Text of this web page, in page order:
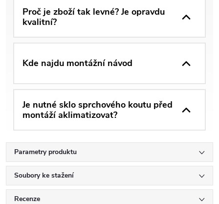
Proč je zboží tak levné? Je opravdu
kvalitní?
Kde najdu montážní návod
Je nutné sklo sprchového koutu před
montáží aklimatizovat?
Parametry produktu
Soubory ke stažení
Recenze